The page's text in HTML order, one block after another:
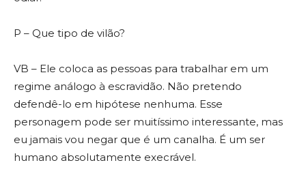
P – Que tipo de vilão?
VB – Ele coloca as pessoas para trabalhar em um
regime análogo à escravidão. Não pretendo
defendê-lo em hipótese nenhuma. Esse
personagem pode ser muitíssimo interessante, mas
eu jamais vou negar que é um canalha. É um ser
humano absolutamente execrável.